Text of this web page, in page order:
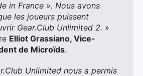
in France ». Nous avons
les joueurs puissent
Gear.Club Unlimited 2. »
Elliot Grassiano, Vice-
de Microïds.
Unlimited nous a permis